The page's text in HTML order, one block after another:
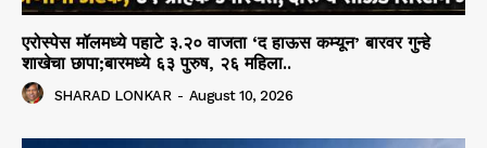
एरोस्पेस मॉलमध्ये पहाटे ३.२० वाजता ‘द हाऊस कम्यून’ बारवर गुन्हे
शाखेचा छापा;बारमध्ये ६३ पुरुष, २६ महिला..
SHARAD LONKAR - August 10, 2026